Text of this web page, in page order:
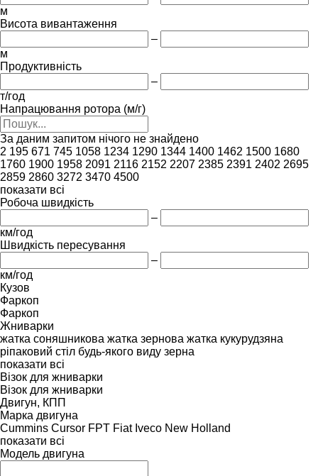
м
Висота вивантаження
–
м
Продуктивність
–
т/год
Напрацювання ротора (м/г)
За даним запитом нічого не знайдено
2 195 671 745 1058 1234 1290 1344 1400 1462 1500 1680
1760 1900 1958 2091 2116 2152 2207 2385 2391 2402 2695
2859 2860 3272 3470 4500
показати всі
Робоча швидкість
–
км/год
Швидкість пересування
–
км/год
Кузов
Фаркоп
Фаркоп
Жниварки
жатка соняшникова жатка зернова жатка кукурудзяна
ріпаковий стіл будь-якого виду зерна
показати всі
Візок для жниварки
Візок для жниварки
Двигун, КПП
Марка двигуна
Cummins Cursor FPT Fiat Iveco New Holland
показати всі
Модель двигуна